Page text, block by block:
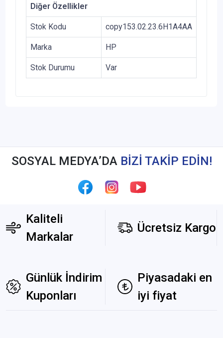
Diğer Özellikler
Stok Kodu copy153.02.23.6H1A4AA
Marka HP
Stok Durumu Var
SOSYAL MEDYA’DA BİZİ TAKİP EDİN!
Kaliteli
Markalar
Ücretsiz Kargo
Günlük İndirim
Kuponları
Piyasadaki en
iyi fiyat